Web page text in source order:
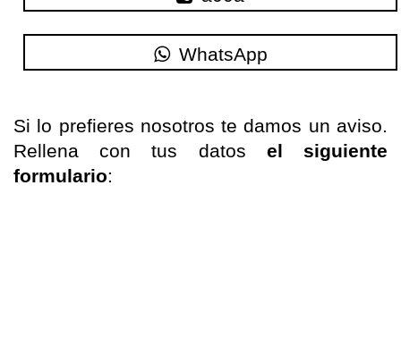
WhatsApp
Si lo prefieres nosotros tedamos un aviso.
Rellena con tus datos el siguiente
formulario: